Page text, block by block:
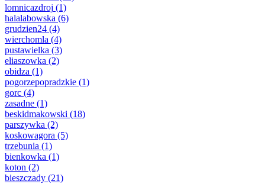
lomnicazdroj (1)
halalabowska (6)
grudzien24 (4)
wierchomla (4)
pustawielka (3)
eliaszowka (2)
obidza (1)
pogorzepopradzkie (1)
gorc (4)
zasadne (1)
beskidmakowski (18)
parszywka (2)
koskowagora (5)
trzebunia (1)
bienkowka (1)
koton (2)
bieszczady (21)